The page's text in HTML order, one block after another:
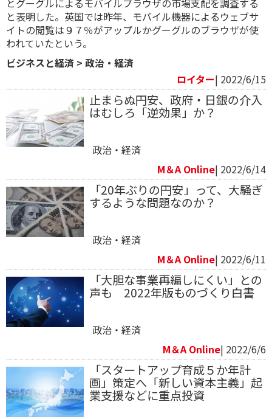
とグーグルによるモバイルブラウザの市場支配を調査する
と表明した。英国では昨年、モバイル機器によるウェブサ
イトの閲覧は９７％がアップルかグーグルのブラウザが使
われていたという。
ビジネスと経済 > 政治・経済
ロイター| 2022/6/15
止まらぬ円安、政府・日銀の介入
はむしろ「逆効果」か？
政治・経済
M＆A Online| 2022/6/14
「20年ぶりの円安」って、大騒ぎ
するような問題なのか？
政治・経済
M＆A Online| 2022/6/11
「大胆な事業再編しにくい」との
声も 2022年版ものづくり白書
政治・経済
M＆A Online| 2022/6/6
「スタートアップ育成５か年計
画」策定へ「新しい資本主義」起
業支援などに重点投資